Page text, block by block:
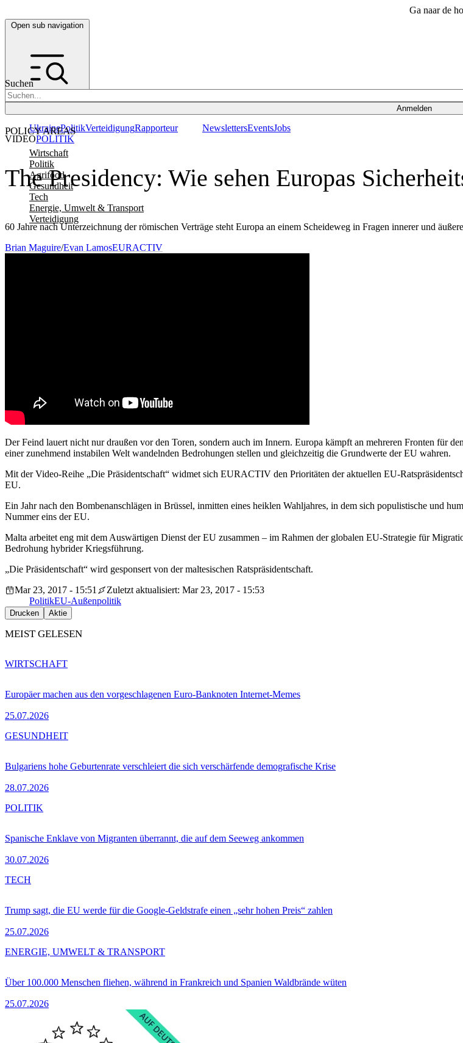
Ga naar de
Open sub navigation
Suchen
Anmelden
POLICY AREAS
Wirtschaft
Politik
Agrifood
Gesundheit
Tech
Energie, Umwelt & Transport
Verteidigung
UkrainePolitikVerteidigungRapporteur NewslettersEventsJobs
The Presidency: Wie sehen Europas
60 Jahre nach Unterzeichnung der römischen Verträge steht Europa an einem Scheideweg in Fragen innerer und
VIDEOPOLITIK
Brian Maguire/Evan LamosEURACTIV
Der Feind lauert nicht nur draußen vor den Toren, sondern auch im Innern. Europa kämpft an mehreren Fronten für
einer zunehmend instabilen Welt wandelnden Bedrohungen stellen und gleichzeitig die Grundwerte der EU wahren.
Mit der Video-Reihe „Die Präsidentschaft“ widmet sich EURACTIV den Prioritäten der aktuellen EU-
EU.
Ein Jahr nach den Bombenanschlägen in Brüssel, inmitten eines heiklen Wahljahres, in dem sich populistische und
Nummer eins der EU.
Malta arbeitet eng mit dem Auswärtigen Dienst der EU zusammen – im Rahmen der globalen EU-Strategie für
Bedrohung hybrider Kriegsführung.
„Die Präsidentschaft“ wird gesponsert von der maltesischen Ratspräsidentschaft.
Mar 23, 2017 - 15:51
Zuletzt aktualisiert: Mar 23, 2017 - 15:53
PolitikEU-Außenpolitik
Drucken Aktie
MEIST GELESEN
Europäer machen aus den vorgeschlagenen Euro-Banknoten Internet-Memes
25.07.2026
WIRTSCHAFT
Bulgariens hohe Geburtenrate verschleiert die sich verschärfende demografische Krise
28.07.2026
GESUNDHEIT
Spanische Enklave von Migranten überrannt, die auf dem Seeweg ankommen
30.07.2026
POLITIK
Trump sagt, die EU werde für die Google-Geldstrafe einen „sehr hohen Preis“ zahlen
25.07.2026
TECH
Über 100.000 Menschen fliehen, während in Frankreich und Spanien Waldbrände wüten
25.07.2026
ENERGIE, UMWELT & TRANSPORT